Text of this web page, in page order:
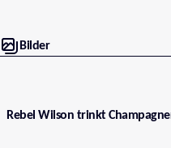
Bilder
Rebel Wilson trinkt